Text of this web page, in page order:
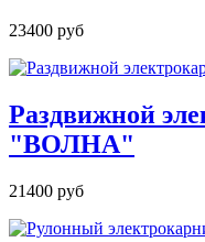
23400 руб
Раздвижной
"ВОЛНА"
21400 руб